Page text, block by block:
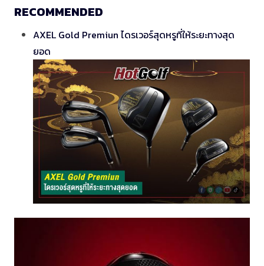
RECOMMENDED
AXEL Gold Premiun ไดรเวอร์สุดหรูที่ให้ระยะทางสุด
ยอด